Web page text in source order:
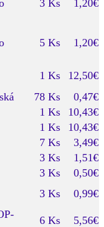
3 Ks 1,20€
5 Ks 1,20€
1 Ks
12,50€
78 Ks
0,47€
1 Ks
10,43€
1 Ks
10,43€
7 Ks
3,49€
3 Ks
1,51€
3 Ks
0,50€
3 Ks
0,99€
6 Ks
5,56€